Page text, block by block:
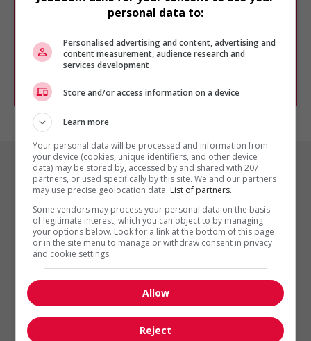
Veuillez faire une nouvelle recherche.
outils pour raffiner votre recherche, ou
chercher un poste selon votre profil
d'intérêt en emploi en vous
Emplois par ville
Emplois par secteur
Emplois par statut
Emplois par type
Nos suggestions
personal data to:
Personalised advertising and content, advertising and
content measurement, audience research and
services development
Store and/or access information on a device
Learn more
Your personal data will be processed and information from
your device (cookies, unique identifiers, and other device
data) may be stored by, accessed by and shared with 207
partners, or used specifically by this site. We and our partners
may use precise geolocation data. List of partners.
Some vendors may process your personal data on the basis
of legitimate interest, which you can object to by managing
your options below. Look for a link at the bottom of this page
or in the site menu to manage or withdraw consent in privacy
and cookie settings.
Allow
Reject